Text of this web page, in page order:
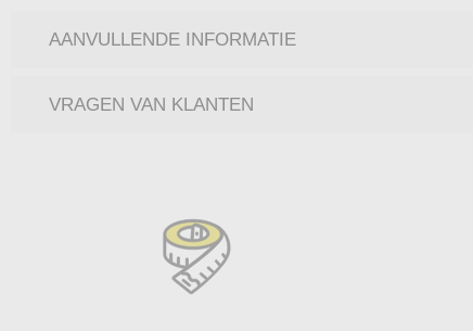
AANVULLENDE INFORMATIE
VRAGEN VAN KLANTEN